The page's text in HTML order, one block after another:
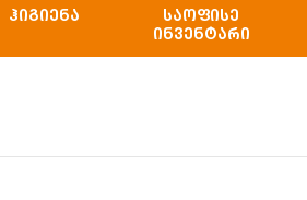
ᲰᲘᲒᲘᲔᲜᲐ
ᲡᲐᲝᲤᲘᲡᲔ
ᲘᲜᲕᲔᲜᲢᲐᲠᲘ